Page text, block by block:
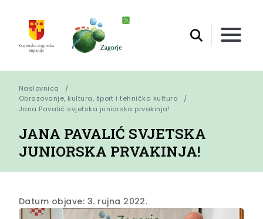
Naslovnica
Obrazovanje, kultura, šport i tehnička kultura
Jana Pavalić svjetska juniorska prvakinja!
JANA PAVALIĆ SVJETSKA
JUNIORSKA PRVAKINJA!
Datum objave: 3. rujna 2022.